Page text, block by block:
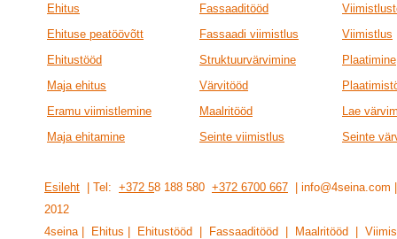
Ehitus Fassaaditööd
Ehituse peatöövõtt
Fassaadi viimistlus
Viimistlus
Ehitustööd
Struktuurvärvimine
Plaatimine
Maja ehitus
Värvitööd
Eramu viimistlemine
Maalritööd
Lae
Maja ehitamine
Seinte viimistlus Seinte
Esileht | Tel: +372 58 188 580 +372 6700 667 |
201 2
4seina | Ehitus | Ehitustööd | Fassaaditööd | Maalritööd |